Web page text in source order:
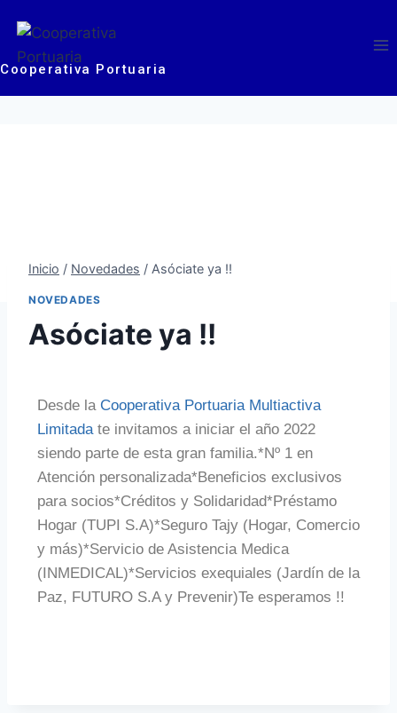
Cooperativa Portuaria
Inicio / Novedades / Asóciate ya !!
NOVEDADES
Asóciate ya !!
Desde la Cooperativa Portuaria Multiactiva
Limitadate invitamos a iniciar el año 2022
siendo parte de esta gran familia.*Nº 1 en
Atención personalizada*Beneficios exclusivos
para socios*Créditos y Solidaridad*Préstamo
Hogar (TUPI S.A)*Seguro Tajy (Hogar, Comercio
y más)*Servicio de Asistencia Medica
(INMEDICAL)*Servicios exequiales (Jardín de la
Paz, FUTURO S.A y Prevenir)Te esperamos !!